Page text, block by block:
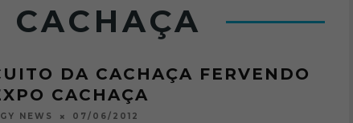
CACHAÇA
DA CACHAÇA FERVENDO
CACHAÇA
NEWS 07/06/2012